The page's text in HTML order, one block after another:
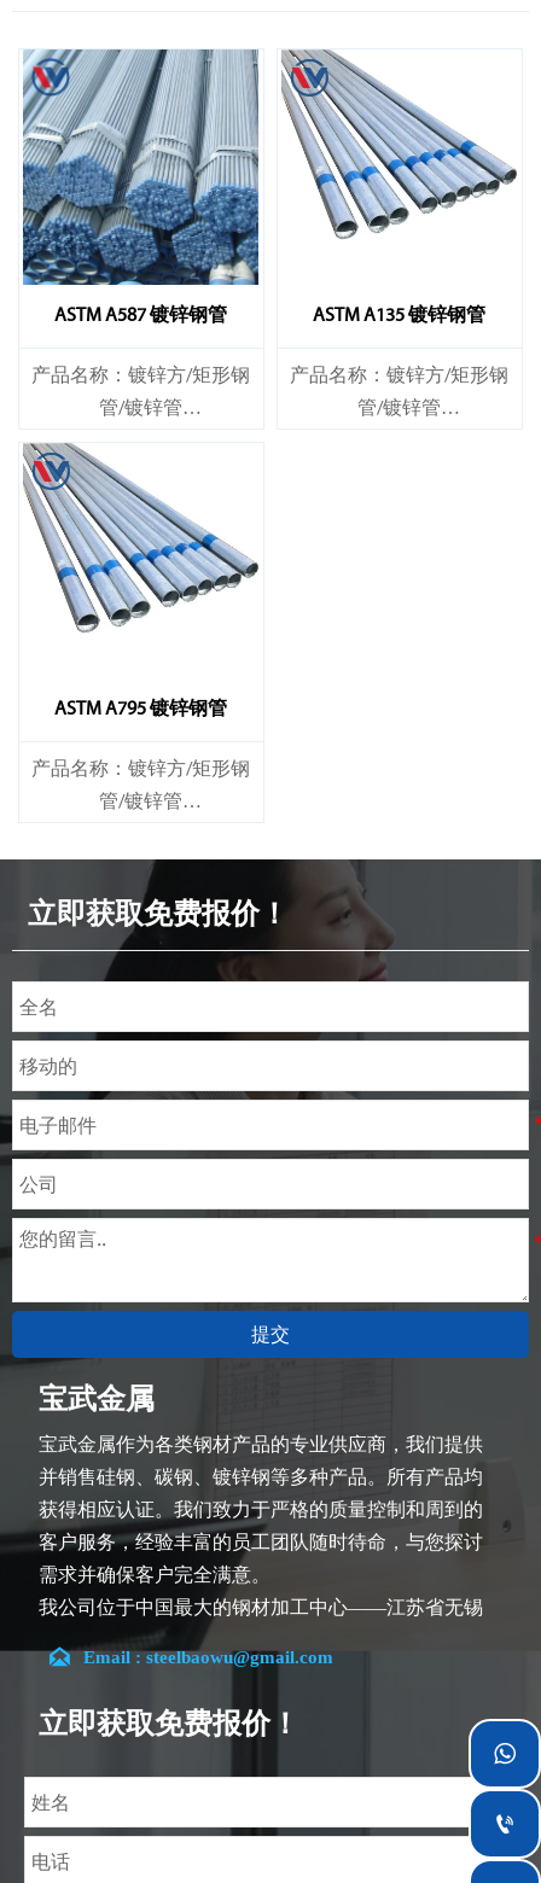
ASTM A587 镀锌钢管
产品名称：镀锌方/矩形钢
管/镀锌管
标准：ASTM EN DIN GB ISO
JIS BA ANSI等
ASTM A135 镀锌钢管
产品名称：镀锌方/矩形钢
管/镀锌管
ASTM A795 镀锌钢管
产品名称：镀锌方/矩形钢
管/镀锌管
JIS BA ANSI等
立即获取免费报价！
提交
宝武金属
宝武金属作为各类钢材产品的专业供应商，我们提供
并销售硅钢、碳钢、镀锌钢等多种产品。所有产品均
获得相应认证。我们致力于严格的质量控制和周到的
客户服务，经验丰富的员工团队随时待命，与您探讨
需求并确保客户完全满意。
我公司位于中国最大的钢材加工中心——江苏省无锡
市。团队深耕行业14余年，在各类硅钢项目上具有丰
富经验，熟悉CE、SGS等多种硅钢标准。我们可根据
特殊需求进行设计定制，并确保安全性、高效性及合
理价格。目前我们已逐步扩展至五座专业配送仓库和
钢材加工设施，为全球采矿、建筑、工程及通用制造
业提供专业服务。
 Email : steelbaowu@gmail.com
立即获取免费报价！

